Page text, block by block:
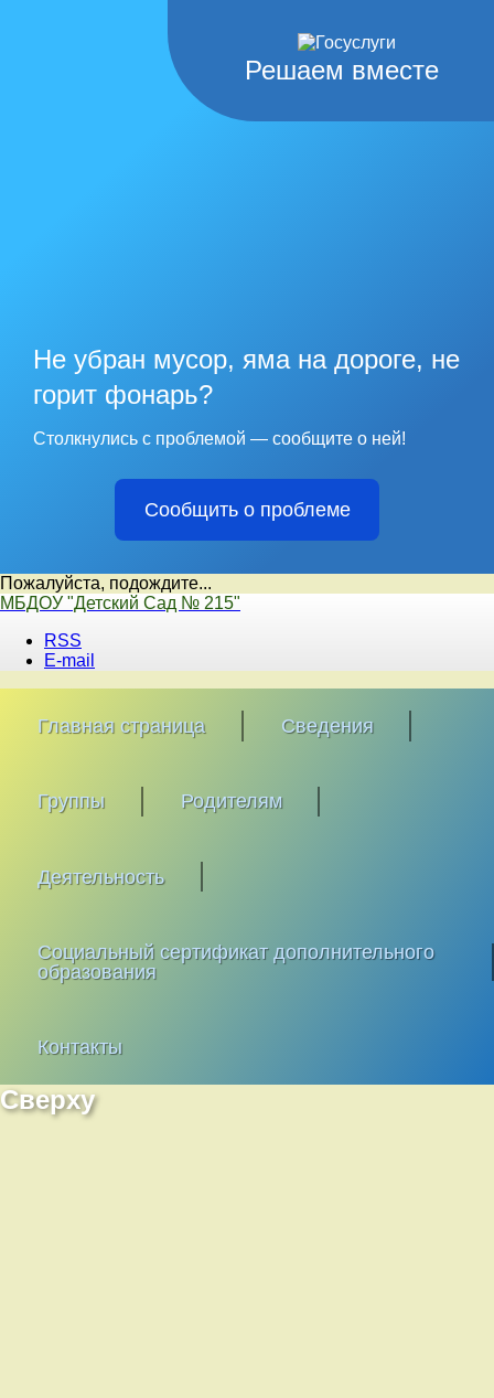
Решаем вместе
Не убран мусор, яма на дороге, не
горит фонарь?
Столкнулись с проблемой — сообщите о ней!
Сообщить о проблеме
Пожалуйста, подождите...
Перейти
содержимому
МБДОУ "Детский Сад № 215"
RSS
E-mail
Главная страница Сведения
Группы Родителям
Деятельность
Социальный сертификат дополнительного
образования
Контакты
Сверху